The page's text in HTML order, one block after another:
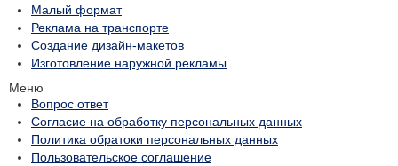
Малый формат
Реклама на транспорте
Создание дизайн-макетов
Изготовление наружной рекламы
Меню
Вопрос ответ
Согласие на обработку персональных данных
Политика обратоки персональных данных
Пользовательское соглашение